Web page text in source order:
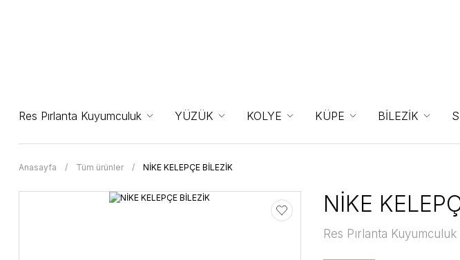
Res Pırlanta Kuyumculuk YÜZÜK KOLYE KÜPE BİLEZİK
Anasayfa Tüm ürünler NİKE KELEPÇE BİLEZİK
NİKE
Res Pırlanta Kuyumculuk